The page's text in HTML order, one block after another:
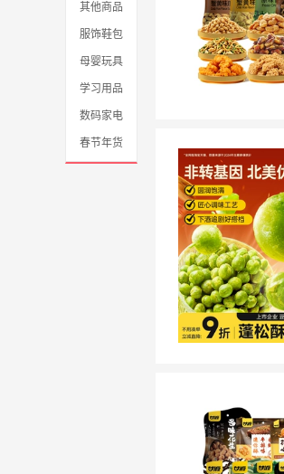
其他商品
服饰鞋包
母婴玩具
学习用品
数码家电
春节年货